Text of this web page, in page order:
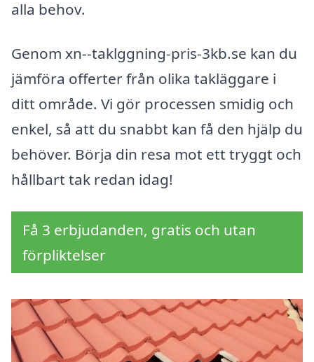
alla behov.
Genom xn--taklggning-pris-3kb.se kan du
jämföra offerter från olika takläggare i
ditt område. Vi gör processen smidig och
enkel, så att du snabbt kan få den hjälp du
behöver. Börja din resa mot ett tryggt och
hållbart tak redan idag!
Få 3 erbjudanden, gratis och utan
förpliktelser